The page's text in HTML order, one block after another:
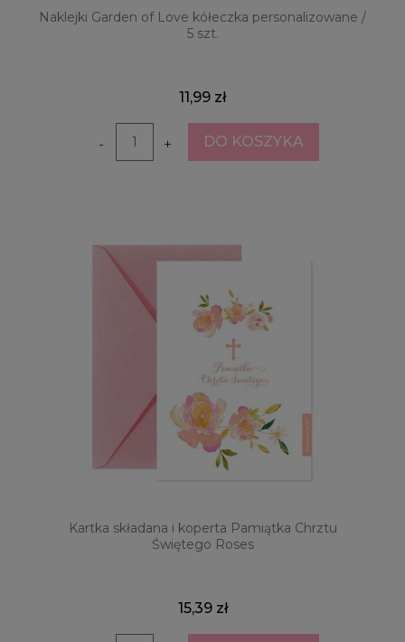
Naklejki Garden of Love kółeczka personalizowane /
5 szt.
11,99 zł
- + DO KOSZYKA
Kartka składana i koperta Pamiątka Chrztu
Świętego Roses
15,39 zł